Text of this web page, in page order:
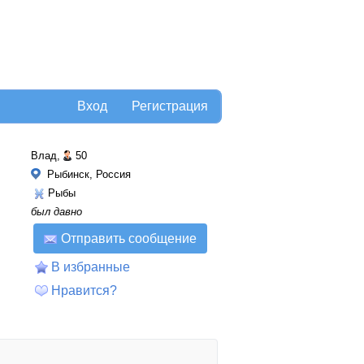
Регистрация
Вход
Влад,
50
Рыбинск, Россия
Рыбы
был давно
Отправить сообщение
В избранные
Нравится?